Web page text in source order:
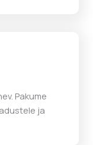
Pakume
ja